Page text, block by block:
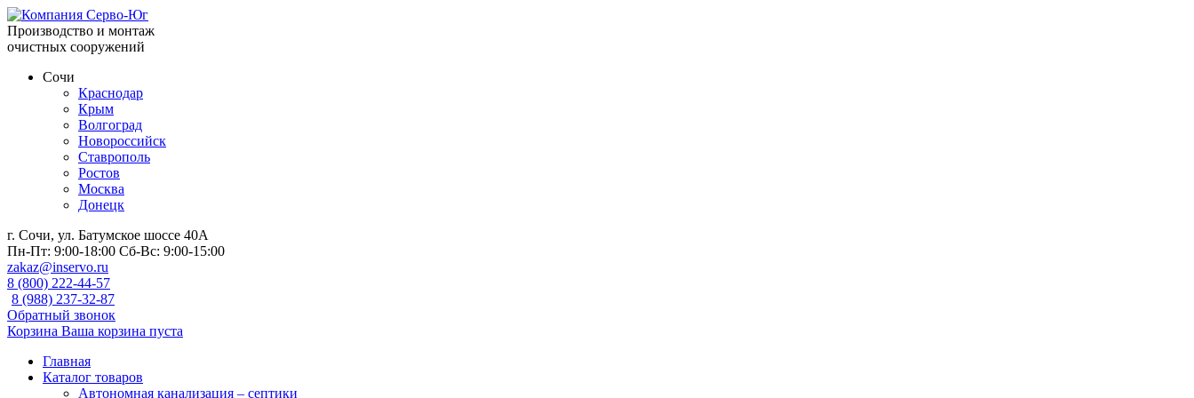
Производство и монтаж
очистных сооружений
Сочи
Краснодар
Крым
Волгоград
Новороссийск
Ставрополь
Ростов
Москва
Донецк
г. Сочи, ул. Батумское шоссе 40А
Пн-Пт: 9:00-18:00 Сб-Вс: 9:00-15:00
zakaz@inservo.ru
8 (800) 222-44-57
8 (988) 237-32-87
Обратный звонок
Корзина Ваша корзина пуста
Главная
Каталог товаров
Автономная канализация – септики